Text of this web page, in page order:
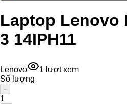
Laptop Lenovo
3 14IPH11
Lenovo 1 lượt xem
Số lượng
-
1